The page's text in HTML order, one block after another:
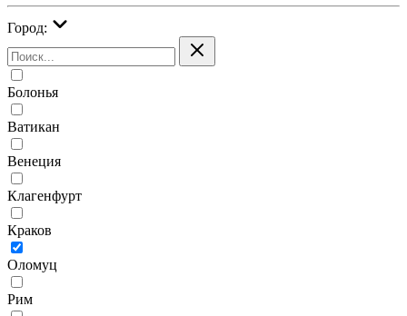
Город:
Болонья
Ватикан
Венеция
Клагенфурт
Краков
Оломуц
Рим